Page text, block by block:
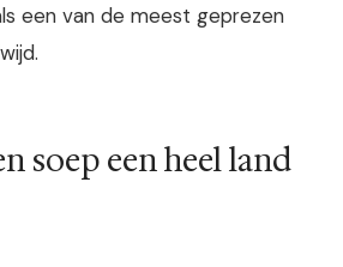
een van de meest geprezen
soep een heel land